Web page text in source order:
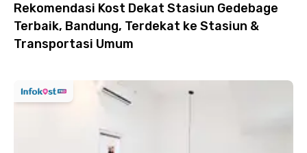
Rekomendasi Kost Dekat Stasiun Gedebage
Terbaik, Bandung, Terdekat ke Stasiun &
Transportasi Umum